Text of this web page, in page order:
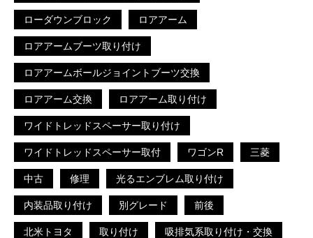
ローダウンブロック ロアアーム
ロアアームブーツ取り付け
ロアアームボールジョイントブーツ交換
ロアアーム交換 ロアアーム取り付け
ワイドトレッドスペーサー取り付け
ワイドトレッドスペーサー取付 ワゴンR 三菱
中古 修理 光るエンブレム取り付け
内装品取り付け 別グレード 前後
北米トヨタ 取り付け 吸排気系取り付け・交換